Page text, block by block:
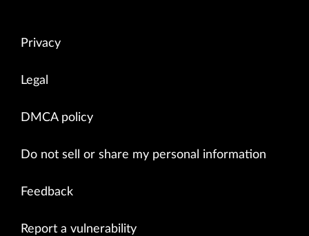
Privacy
Legal
DMCA policy
Do not sell or share my personal information
Feedback
Report a vulnerability